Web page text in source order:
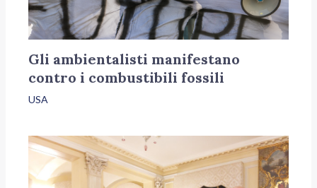
Gli ambientalisti manifestano
contro i combustibili fossili
USA